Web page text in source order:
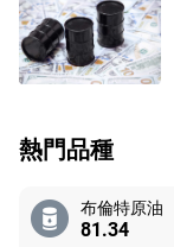
熱門品種
布倫特原油
81.34